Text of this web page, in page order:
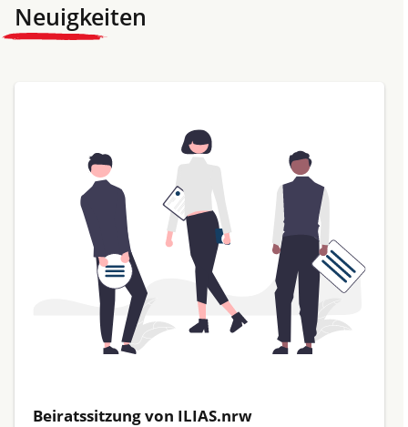
Neuigkeiten
Beiratssitzung von ILIAS.nrw